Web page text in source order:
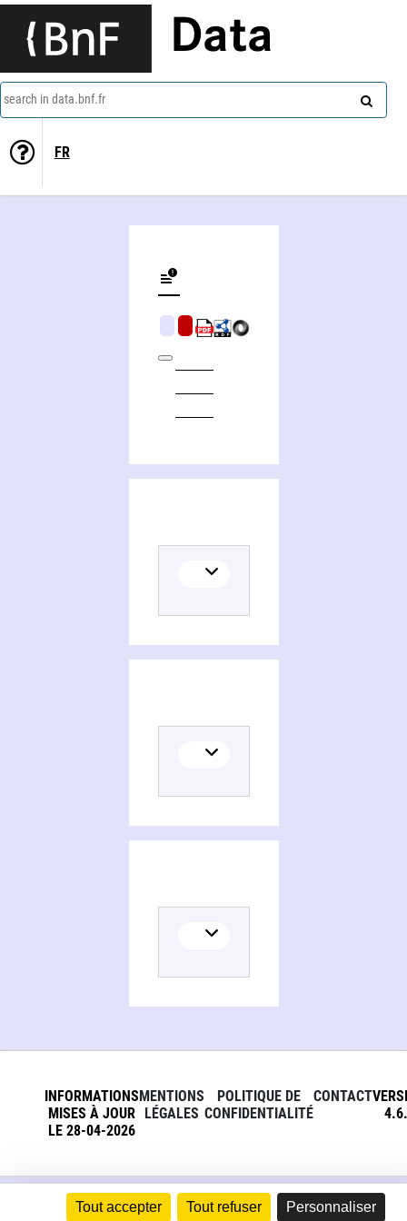
Tout accepter Tout refuser Personnaliser
Data
search in data.bnf.fr
FR
INFORMATIONS
MISES À JOUR
LE 28-04-2026
MENTIONS
LÉGALES
POLITIQUE DE
CONFIDENTIALITÉ
CONTACT